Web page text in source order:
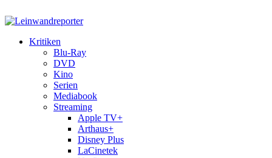
Kritiken
Blu-Ray
DVD
Kino
Serien
Mediabook
Streaming
Apple TV+
Arthaus+
Disney Plus
LaCinetek